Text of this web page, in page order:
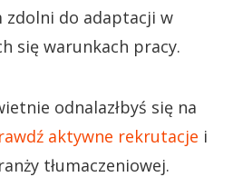
do adaptacji w
się warunkach pracy.
odnalazłbyś się na
aktywne rekrutacje i
tłumaczeniowej.